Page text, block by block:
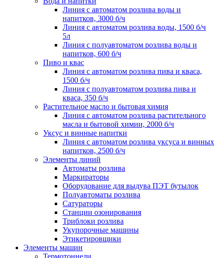
Линия с автоматом розлива воды и
напитков, 3000 б/ч
Линия с автоматом розлива воды, 1500 б/ч
5л
Линия с полуавтоматом розлива воды и
напитков, 600 б/ч
Пиво и квас
Линия с автоматом розлива пива и кваса,
1500 б/ч
Линия с полуавтоматом розлива пива и
кваса, 350 б/ч
Растительное масло и бытовая химия
Линия с автоматом розлива растительного
масла и бытовой химии, 2000 б/ч
Уксус и винные напитки
Линия с автоматом розлива уксуса и винных
напитков, 2500 б/ч
Элементы линий
Автоматы розлива
Маркираторы
Оборудование для выдува ПЭТ бутылок
Полуавтоматы розлива
Сатураторы
Станции озонирования
Триблоки розлива
Укупорочные машины
Этикетировщики
Элементы машин
Термотоннели